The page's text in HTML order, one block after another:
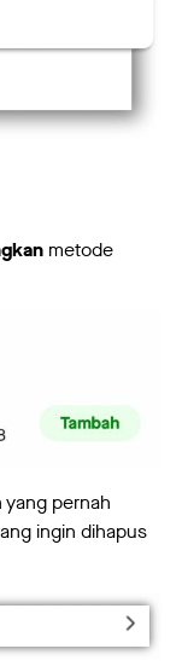
metode
yang pernah
ingin dihapus